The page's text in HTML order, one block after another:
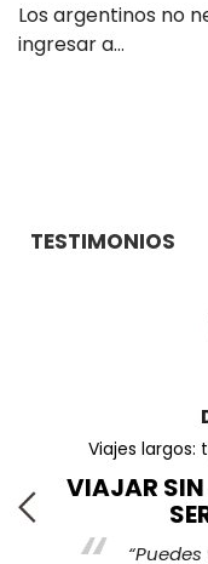
Los argentinos no
ingresar a…
TESTIMONIOS
Viajes largos:
VIAJAR SIN